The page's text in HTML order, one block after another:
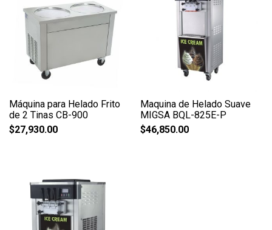
Máquina para Helado Frito
de 2 Tinas CB-900
$27,930.00
Maquina de Helado Suave
MIGSA BQL-825E-P
$46,850.00